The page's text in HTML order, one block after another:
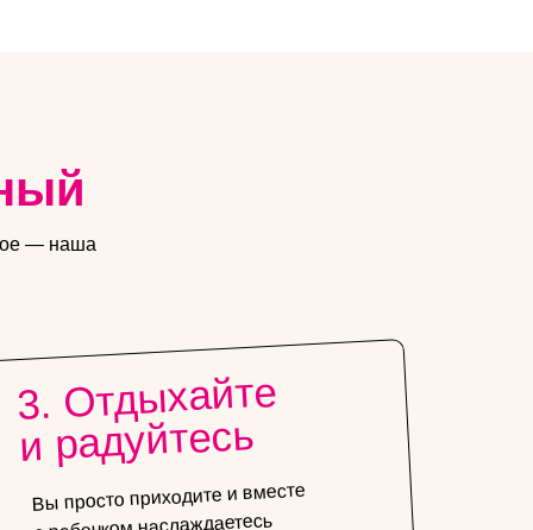
Вы просто приходите и вместе
3. Отдыхайте
и радуйтесь
— наша